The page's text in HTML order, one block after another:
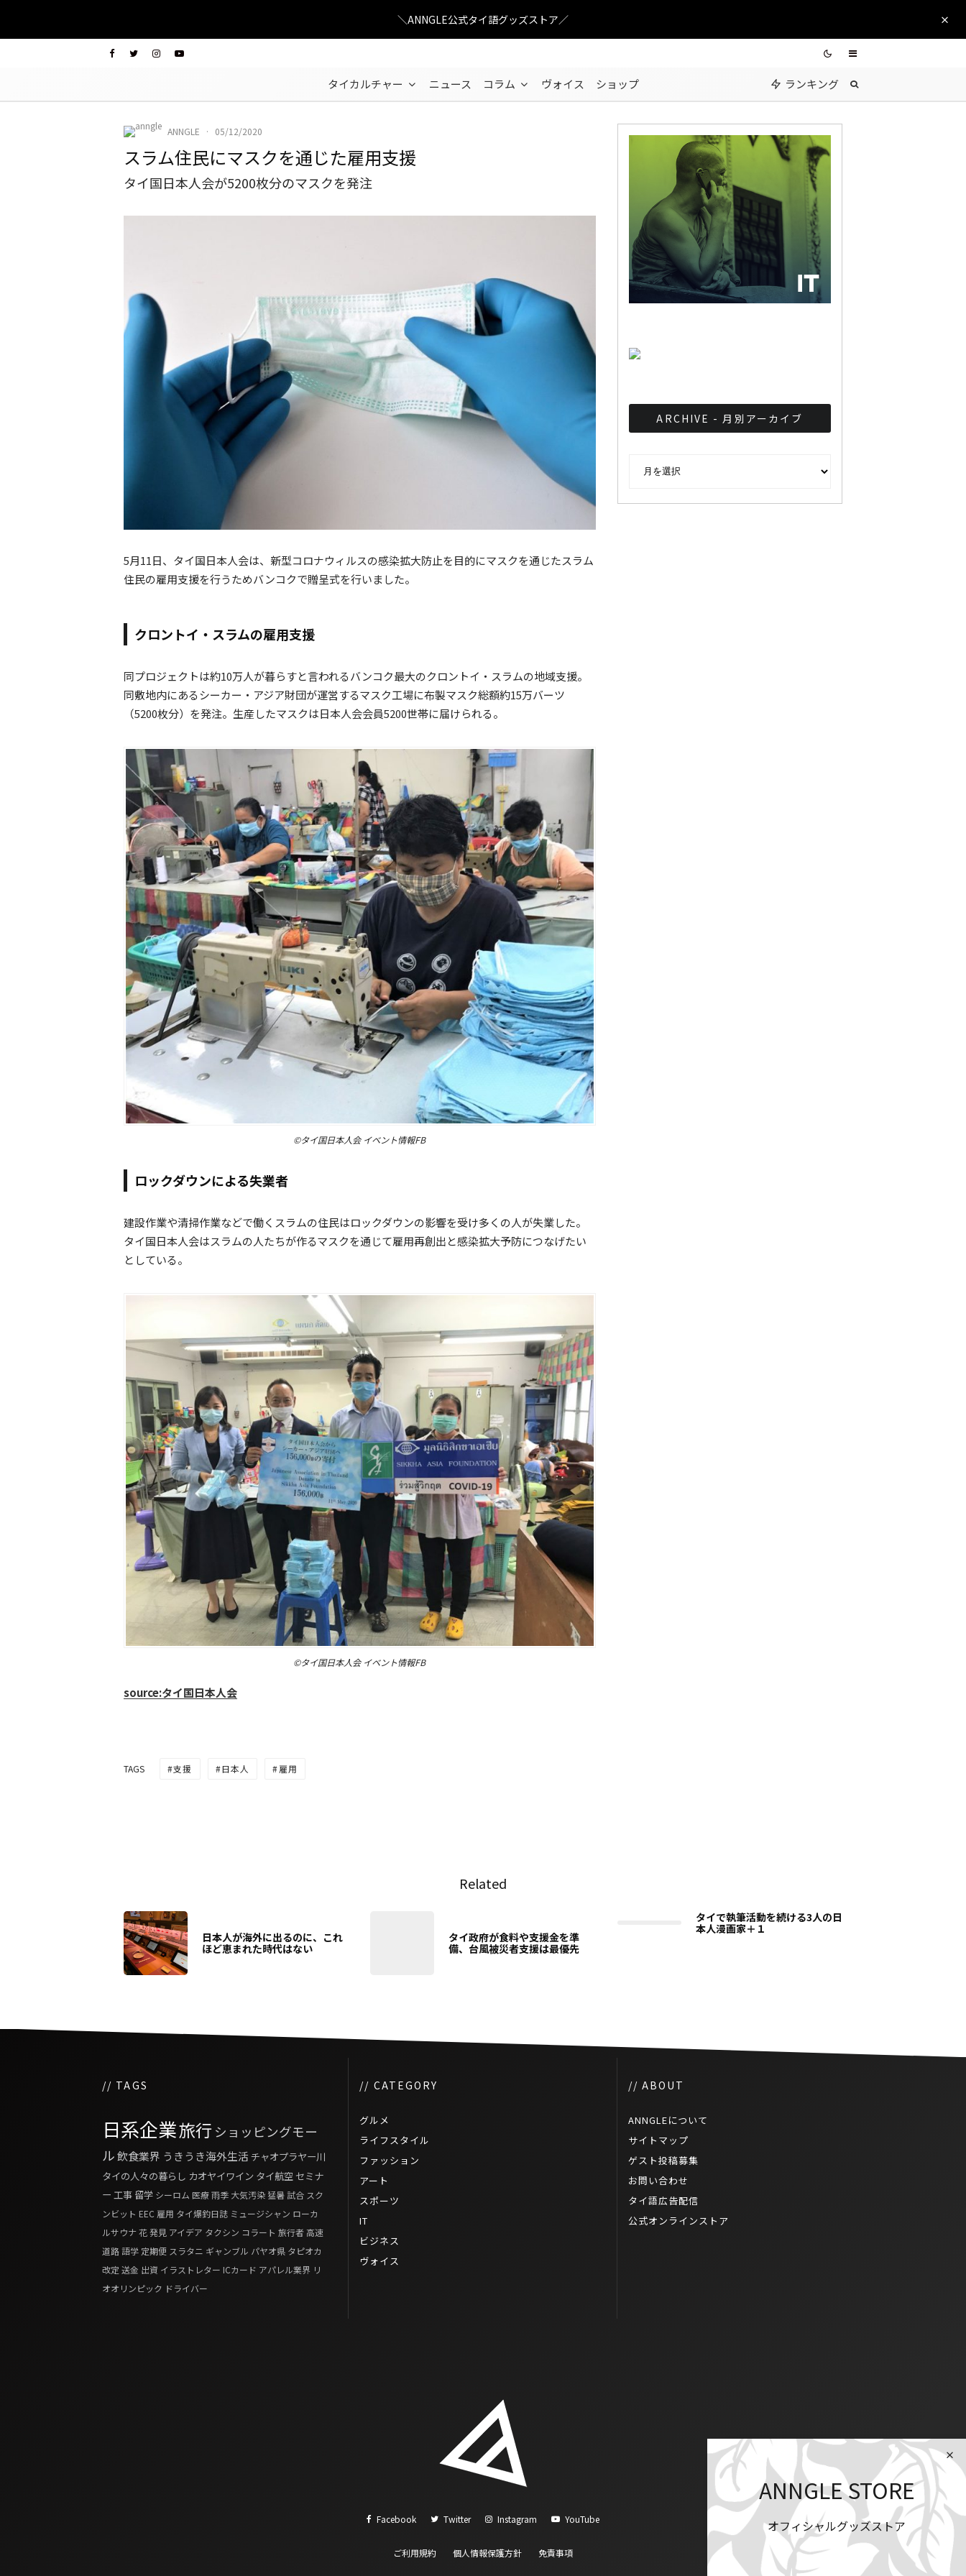
＼ANNGLE公式タイ語グッズストア／
タイカルチャー ニュース コラム ヴォイス ショップ ランキング
ANNGLE · 05/12/2020
スラム住民にマスクを通じた雇用支援
タイ国日本人会が5200枚分のマスクを発注
5月11日、タイ国日本人会は、新型コロナウィルスの感染拡大防止を目的にマスクを通じたスラム
住民の雇用支援を行うためバンコクで贈呈式を行いました。
クロントイ・スラムの雇用支援
同プロジェクトは約10万人が暮らすと言われるバンコク最大のクロントイ・スラムの地域支援。
同敷地内にあるシーカー・アジア財団が運営するマスク工場に布製マスク総額約15万バーツ
（5200枚分）を発注。生産したマスクは日本人会会員5200世帯に届けられる。
©タイ国日本人会 イベント情報FB
ロックダウンによる失業者
建設作業や清掃作業などで働くスラムの住民はロックダウンの影響を受け多くの人が失業した。
タイ国日本人会はスラムの人たちが作るマスクを通じて雇用再創出と感染拡大予防につなげたい
としている。
©タイ国日本人会 イベント情報FB
source:タイ国日本人会
TAGS 支援 日本人 雇用
ARCHIVE - 月別アーカイブ
ARCHIVE - 月別アーカイブ
Related
日本人が海外に出るのに、これ
ほど恵まれた時代はない
タイ政府が食料や支援金を準
備、台風被災者支援は最優先
タイで執筆活動を続ける3人の日
本人漫画家＋１
// TAGS
日系企業旅行 ショッピングモー
ル飲食業界 うきうき海外生活 チャオプラヤー川
タイの人々の暮らし カオヤイワイン タイ航空 セミナ
ー 工事 留学 シーロム 医療雨季 大気汚染 猛暑 試合 スク
ンビット EEC 雇用 タイ爆釣日誌 ミュージシャン ローカ
ルサウナ花発見 アイデア タクシン コラート 旅行者高速
道路語学 定期便 スラタニ ギャンブル パヤオ県 タピオカ
改定 送金 出資 イラストレター ICカード アパレル業界 リ
オオリンピック ドライバー
// CATEGORY
グルメ
ライフスタイル
ファッション
アート
スポーツ
IT
ビジネス
ヴォイス
// ABOUT
ANNGLEについて
サイトマップ
ゲスト投稿募集
お問い合わせ
タイ語広告配信
公式オンラインストア
Facebook Twitter Instagram YouTube
ご利用規約 個人情報保護方針 免責事項
ANNGLE STORE
オフィシャルグッズストア